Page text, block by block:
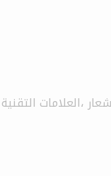
،العلامات